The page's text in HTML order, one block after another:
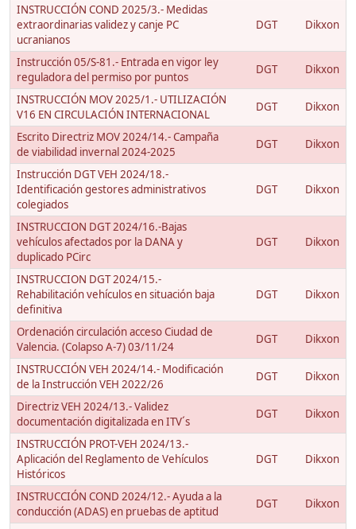
INSTRUCCIÓN COND 2025/3.- Medidas
extraordinarias validez y canje PC
ucranianos
DGT Dikxon
Instrucción 05/S-81.- Entrada en vigor ley
reguladora del permiso por puntos
DGT Dikxon
INSTRUCCIÓN MOV 2025/1.- UTILIZACIÓN
V16 EN CIRCULACIÓN INTERNACIONAL
DGT Dikxon
Escrito Directriz MOV 2024/14.- Campaña
de viabilidad invernal 2024-2025
DGT Dikxon
Instrucción DGT VEH 2024/18.-
Identificación gestores administrativos
colegiados
DGT Dikxon
INSTRUCCION DGT 2024/16.-Bajas
vehículos afectados por la DANA y
duplicado PCirc
DGT Dikxon
INSTRUCCION DGT 2024/15.-
Rehabilitación vehículos en situación baja
definitiva
DGT Dikxon
Ordenación circulación acceso Ciudad de
Valencia. (Colapso A-7) 03/11/24
DGT Dikxon
INSTRUCCIÓN VEH 2024/14.- Modificación
de la Instrucción VEH 2022/26
DGT Dikxon
Directriz VEH 2024/13.- Validez
documentación digitalizada en ITV´s
DGT Dikxon
INSTRUCCIÓN PROT-VEH 2024/13.-
Aplicación del Reglamento de Vehículos
Históricos
DGT Dikxon
INSTRUCCIÓN COND 2024/12.- Ayuda a la
conducción (ADAS) en pruebas de aptitud
DGT Dikxon